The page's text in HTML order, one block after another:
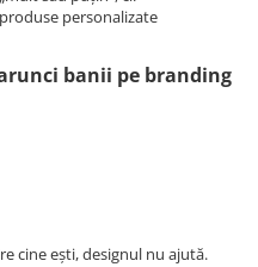
personalizate
banii pe branding
cine ești, designul nu ajută.